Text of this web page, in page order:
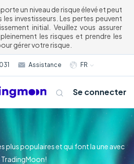
un niveau de risque élevé et peut
investisseurs. Les pertes peuvent
initial. Veuillez vous assurer
les risques et prendre les
gérer votre risque.
Assistance FR
Se connecter
plus populaires et qui font la une avec
TradingMoon!